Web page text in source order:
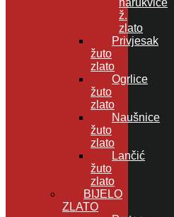
ž.
zlato
Privjesak
žuto
zlato
Ogrlice
žuto
zlato
Naušnice
žuto
zlato
Lančić
žuto
zlato
BIJELO
ZLATO